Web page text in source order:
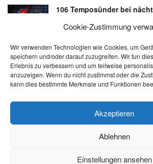
Cookie-Zustimmung
Wir verwenden Technologien wie Cookies, um
speichern und/oder darauf zuzugreifen. Wir tun
Erlebnis zu verbessern und um teilweise
anzuzeigen. Wenn du nicht zustimmst oder die
kann dies bestimmte Merkmale und Funktionen
Akzeptieren
Ablehnen
Einstellungen ansehen
106 Temposünder bei